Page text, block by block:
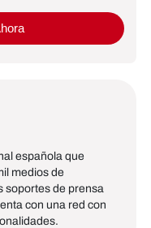
española que
medios de
soportes de prensa
con una red con